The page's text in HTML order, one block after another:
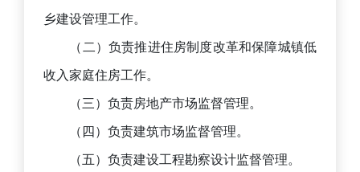
乡建设管理工作。
（二）负责推进住房制度改革和保障城镇低
收入家庭住房工作。
（三）负责房地产市场监督管理。
（四）负责建筑市场监督管理。
（五）负责建设工程勘察设计监督管理。